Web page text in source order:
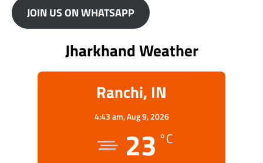
JOIN US ON WHATSAPP
Jharkhand Weather
Ranchi, IN
4:43 am,Aug 9, 2026
23 °C